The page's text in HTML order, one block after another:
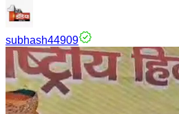
subhash44909